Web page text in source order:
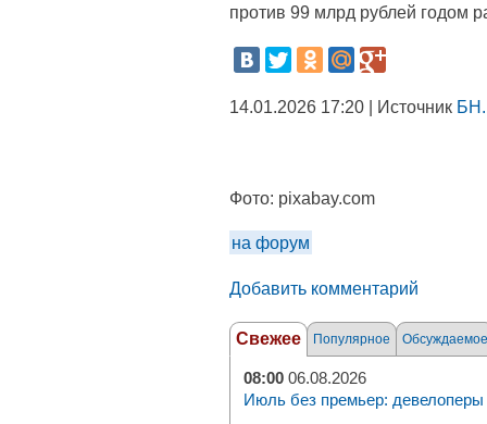
против 99 млрд рублей годом
14.01.2026 17:20 | Источник
Фото: pixabay.com
на форум
Добавить комментарий
Свежее Популярное Обсуждаемое
08:00 06.08.2026
Июль без премьер: девелоперы